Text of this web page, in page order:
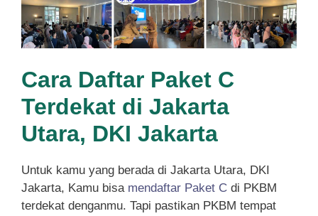
Cara Daftar Paket C
Terdekat di Jakarta
Utara, DKI Jakarta
Untuk kamu yang berada di Jakarta Utara, DKI
Jakarta, Kamu bisa mendaftar Paket C di PKBM
terdekat denganmu. Tapi pastikan PKBM tempat